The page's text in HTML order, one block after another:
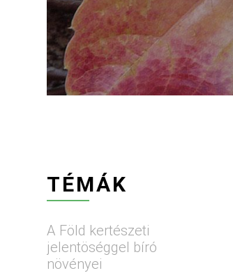
TÉMÁK
A Föld kertészeti
jelentöséggel bíró
növényei